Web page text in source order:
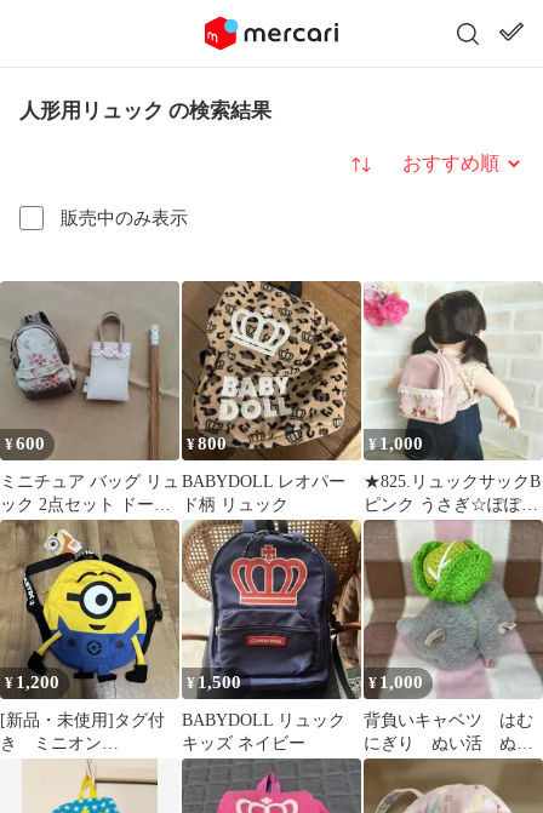
人形用リュック の検索結果
販売中のみ表示
並び替え
¥600
ミニチュア バッグ リュ
ック 2点セット ドール
用
¥800
BABYDOLL レオパー
ド柄 リュック
¥1,000
★825.リュックサックB
ピンク うさぎ☆ぽぽち
ゃん 服
¥ 1,200
[新品・未使用]タグ付
き ミニオン
BABYDOLL リュック
キッズ バッグ
¥1,500
BABYDOLL リュック
キッズ ネイビー
¥ 1,000
背負いキャベツ はむ
にぎり ぬい活 ぬい
服